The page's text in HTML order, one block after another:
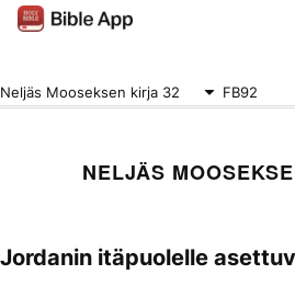
Neljäs Mooseksen kirja 32 FB92
NELJÄS
Jordanin itäpuolelle